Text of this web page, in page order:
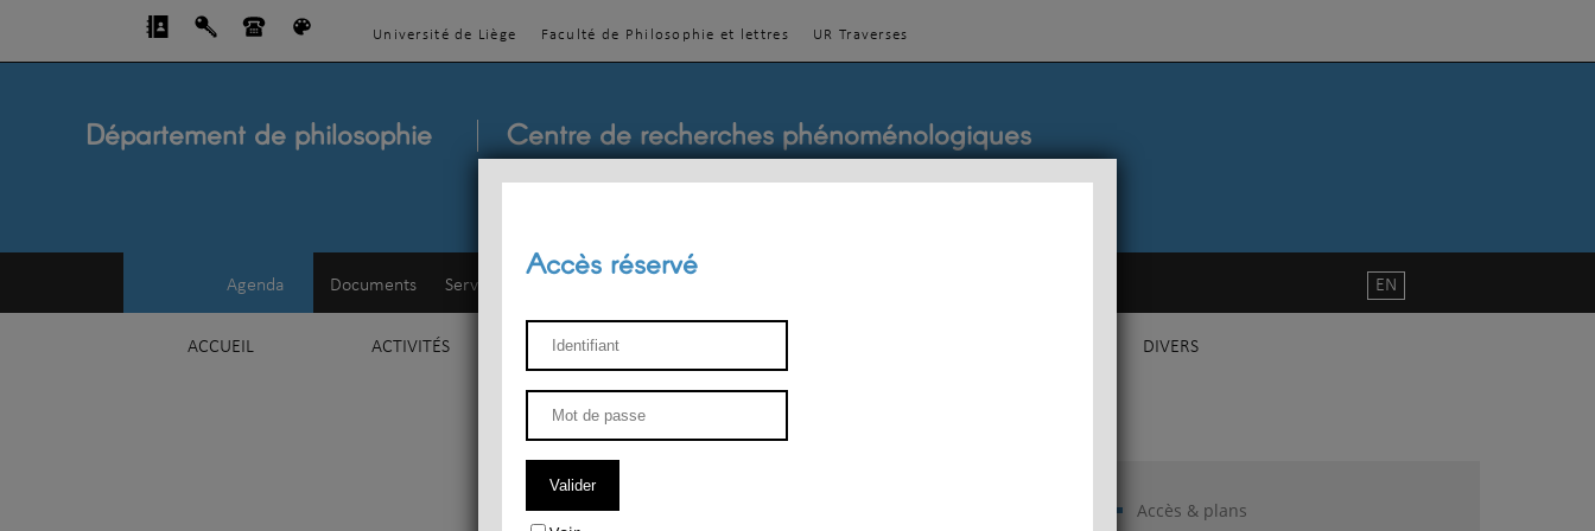
Université de Liège Faculté de Philosophie et lettres UR Traverses
Département de philosophie Centre de recherches phénoménologiques
Agenda Documents Service d'esthétique
ACCUEIL ACTIVITÉS ENSEIGNEMENT DIVERS
EN
Accès & plans
Accès réservé